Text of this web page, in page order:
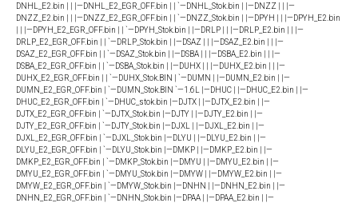
DNHL_E2.bin | | |—DNHL_E2_EGR_OFF.bin | | `—DNHL_Stok.bin | |—DNZZ | | |—
DNZZ_E2.bin | | |—DNZZ_E2_EGR_OFF.bin | | `—DNZZ_Stok.bin | |—DPYH | | |—DPYH_E2.bin
| | |—DPYH_E2_EGR_OFF.bin | | `—DPYH_Stok.bin | |—DRLP | | |—DRLP_E2.bin | | |—
DRLP_E2_EGR_OFF.bin | | `—DRLP_Stok.bin | |—DSAZ | | |—DSAZ_E2.bin | | |—
DSAZ_E2_EGR_OFF.bin | | `—DSAZ_Stok.bin | |—DSBA | | |—DSBA_E2.bin | | |—
DSBA_E2_EGR_OFF.bin | | `—DSBA_Stok.bin | |—DUHX | | |—DUHX_E2.bin | | |—
DUHX_E2_EGR_OFF.bin | | `—DUHX_Stok.BIN | `—DUMN | |—DUMN_E2.bin | |—
DUMN_E2_EGR_OFF.bin | `—DUMN_Stok.BIN `—1.6L |—DHUC | |—DHUC_E2.bin | |—
DHUC_E2_EGR_OFF.bin | `—DHUC_stok.bin |—DJTX | |—DJTX_E2.bin | |—
DJTX_E2_EGR_OFF.bin | `—DJTX_Stok.bin |—DJTY | |—DJTY_E2.bin | |—
DJTY_E2_EGR_OFF.bin | `—DJTY_Stok.bin |—DJXL | |—DJXL_E2.bin | |—
DJXL_E2_EGR_OFF.bin | `—DJXL_Stok.bin |—DLYU | |—DLYU_E2.bin | |—
DLYU_E2_EGR_OFF.bin | `—DLYU_Stok.bin |—DMKP | |—DMKP_E2.bin | |—
DMKP_E2_EGR_OFF.bin | `—DMKP_Stok.bin |—DMYU | |—DMYU_E2.bin | |—
DMYU_E2_EGR_OFF.bin | `—DMYU_Stok.bin |—DMYW | |—DMYW_E2.bin | |—
DMYW_E2_EGR_OFF.bin | `—DMYW_Stok.bin |—DNHN | |—DNHN_E2.bin | |—
DNHN_E2_EGR_OFF.bin | `—DNHN_Stok.bin |—DPAA | |—DPAA_E2.bin | |—